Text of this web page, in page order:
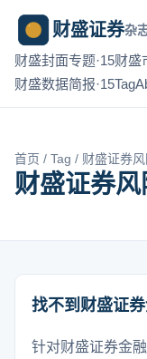
财盛证券杂
财盛封面专题·15财盛
财盛数据简报·15Tag
首页 / Tag / 财盛证券
财盛证券
找不到财盛证
针对财盛证券金